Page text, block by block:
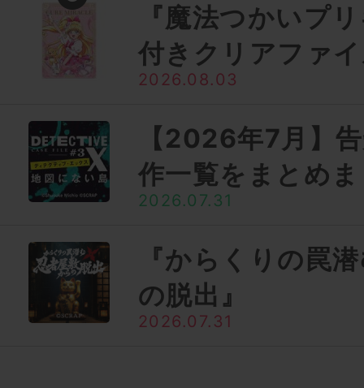
『魔法つかいプ
付きクリアファ
2026.08.03
【2026年7月】
作一覧をまとめ
2026.07.31
『からくりの罠
の脱出』
2026.07.31